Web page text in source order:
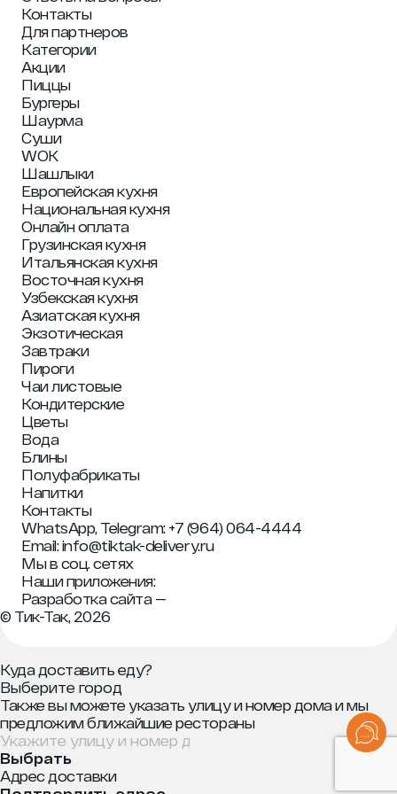
Контакты
Для партнеров
Категории
Акции
Пиццы
Бургеры
Шаурма
Суши
WOK
Шашлыки
Европейская кухня
Национальная кухня
Онлайн оплата
Грузинская кухня
Итальянская кухня
Восточная кухня
Узбекская кухня
Азиатская кухня
Экзотическая
Завтраки
Пироги
Чаи листовые
Кондитерские
Цветы
Вода
Блины
Полуфабрикаты
Напитки
Контакты
WhatsApp, Telegram: +7 (964) 064-4444
Email:info@tiktak-delivery.ru
Мы в соц. сетях
Наши приложения:
Разработка сайта —
© Тик-Так, 2026
Куда доставить еду?
Также вы можете указать улицу и номер дома и мы
предложим ближайшие рестораны
Выбрать
Адрес доставки